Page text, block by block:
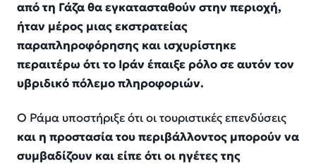
από τη Γάζα θα εγκατασταθούν στην περιοχή,
ήταν μέρος μιας εκστρατείας
παραπληροφόρησης και ισχυρίστηκε
περαιτέρω ότι το Ιράν έπαιξε ρόλο σε αυτόν τον
υβριδικό πόλεμο πληροφοριών.
Ο Ράμα υποστήριξε ότι οι τουριστικές επενδύσεις
και η προστασία του περιβάλλοντος μπορούν να
συμβαδίζουν και είπε ότι οι ηγέτες της